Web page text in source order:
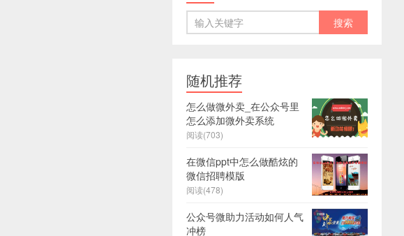
随机推荐
怎么做微外卖_在公众号里
怎么添加微外卖系统
阅读(703)
在微信ppt中怎么做酷炫的
微信招聘模版
阅读(478)
公众号微助力活动如何人气
冲榜